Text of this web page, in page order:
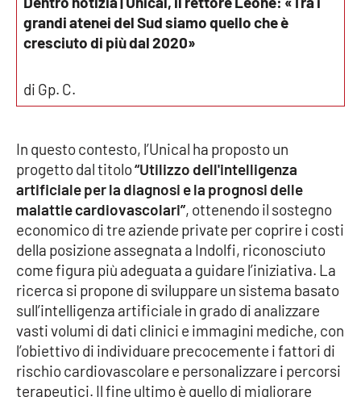
Imprese Di Calabria
STREAMING
LaC TV
LaC Network
LaC OnAir
EDIZIONI
LOCALI
grandi atenei del Sud siamo quello che è
cresciuto di più dal 2020»
di Gp. C.
In questo contesto, l’Unical ha proposto un
progetto dal titolo“Utilizzo dell'intelligenza
artificiale per la diagnosi e la prognosi delle
malattie cardiovascolari”, ottenendo il sostegno
economico di tre aziende private per coprire i costi
della posizione assegnata a Indolfi, riconosciuto
come figura più adeguata a guidare l’iniziativa. La
ricerca si propone di sviluppare un sistema basato
sull’intelligenza artificiale in grado di analizzare
vasti volumi di dati clinici e immagini mediche, con
l’obiettivo di individuare precocemente i fattori di
rischio cardiovascolare e personalizzare i percorsi
terapeutici. Il fine ultimo è quello di migliorare